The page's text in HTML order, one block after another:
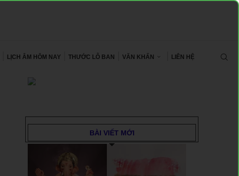
LỊCH ÂM HÔM NAY THƯỚC LỖ BAN VĂN KHẤN LIÊN HỆ
BÀI VIẾT MỚI